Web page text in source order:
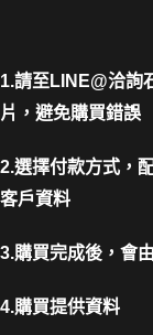
1.請至LINE@洽詢
片，避免購買錯誤
2.選擇付款方式，
客戶資料
3.購買完成後，會
4.購買提供資料